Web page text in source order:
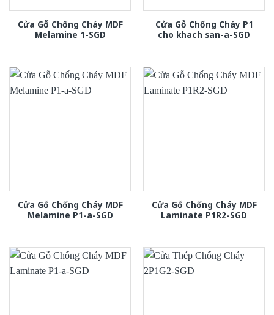
Cửa Gỗ Chống Cháy MDF
Melamine 1-SGD
Cửa Gỗ Chống Cháy P1
cho khach san-a-SGD
Cửa Gỗ Chống Cháy MDF
Melamine P1-a-SGD
Cửa Gỗ Chống Cháy MDF
Laminate P1R2-SGD